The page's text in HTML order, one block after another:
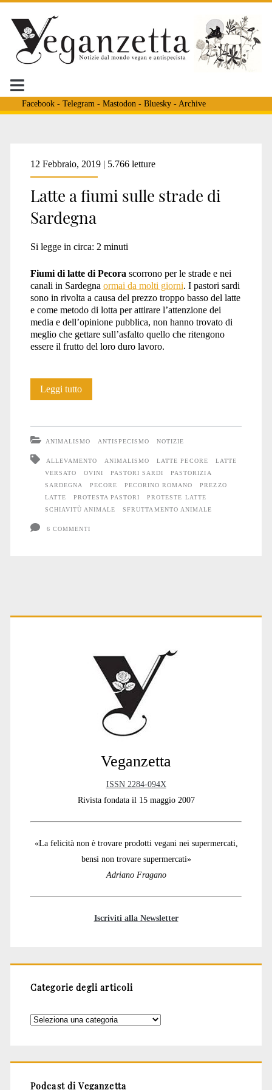
Facebook- Telegram - Mastodon - Bluesky- Archive
Tag:
<span>prezzo
latte</span>
12 Febbraio, 2019 | 5.766 letture
Latte a fiumi sulle strade di
Sardegna
Si legge in circa: 2 minuti
Fiumi di latte di Pecora scorrono per le strade e nei
canali in Sardegna ormai da molti giorni. I pastori sardi
sono in rivolta a causa del prezzo troppo basso del latte
e come metodo di lotta per attirare l’attenzione dei
media e dell’opinione pubblica, non hanno trovato di
meglio che gettare sull’asfalto quello che ritengono
essere il frutto del loro duro lavoro.
Leggi tuttoLatte
strade
di
ANIMALISMO ANTISPECISMO NOTIZIE
ALLEVAMENTO ANIMALISMO LATTE PECORE
LATTE
VERSATO
OVINI PASTORI SARDI
PASTORIZIA
SARDEGNA
PECORE PECORINO ROMANO
PREZZO
LATTE
PROTESTA PASTORI
PROTESTE LATTE
SCHIAVITÙ ANIMALE
SFRUTTAMENTO ANIMALE
6 COMMENTI
Primary
Veganzetta
ISSN 2284-094X
Rivista fondata il 15 maggio 2007
«La felicità non è trovare prodotti vegani nei supermercati,
bensì non trovare supermercati»
Adriano Fragano
Iscriviti alla Newsletter
Categorie degli articoli
Categorie
Podcast di Veganzetta